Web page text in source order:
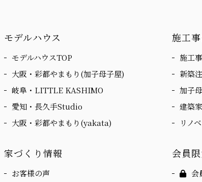
モデルハウス
モデルハウスTOP
大阪・彩都やまもり(加子母子屋)
岐阜・LITTLE KASHIMO
愛知・長久手Studio
大阪・彩都やまもり(yakata)
施工
施工
新築
加子
建築
リノ
家づくり情報
お客様の声
会員
会